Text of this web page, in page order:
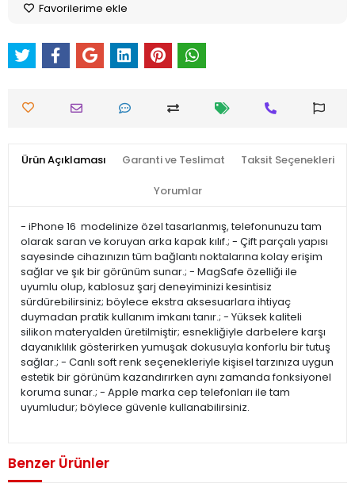
Favorilerime ekle
Ürün Açıklaması Garanti ve Teslimat Taksit Seçenekleri
Yorumlar
- iPhone 16 modelinize özel tasarlanmış, telefonunuzu tam
olarak saran ve koruyan arka kapak kılıf.; - Çift parçalı yapısı
sayesinde cihazınızın tüm bağlantı noktalarına kolay erişim
sağlar ve şık bir görünüm sunar.; - MagSafe özelliği ile
uyumlu olup, kablosuz şarj deneyiminizi kesintisiz
sürdürebilirsiniz; böylece ekstra aksesuarlara ihtiyaç
duymadan pratik kullanım imkanı tanır.; - Yüksek kaliteli
silikon materyalden üretilmiştir; esnekliğiyle darbelere karşı
dayanıklılık gösterirken yumuşak dokusuyla konforlu bir tutuş
sağlar.; - Canlı soft renk seçenekleriyle kişisel tarzınıza uygun
estetik bir görünüm kazandırırken aynı zamanda fonksiyonel
koruma sunar.; - Apple marka cep telefonları ile tam
uyumludur; böylece güvenle kullanabilirsiniz.
Benzer Ürünler